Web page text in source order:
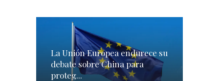
La Unión Europea endurece su
debate sobre China para
proteg...